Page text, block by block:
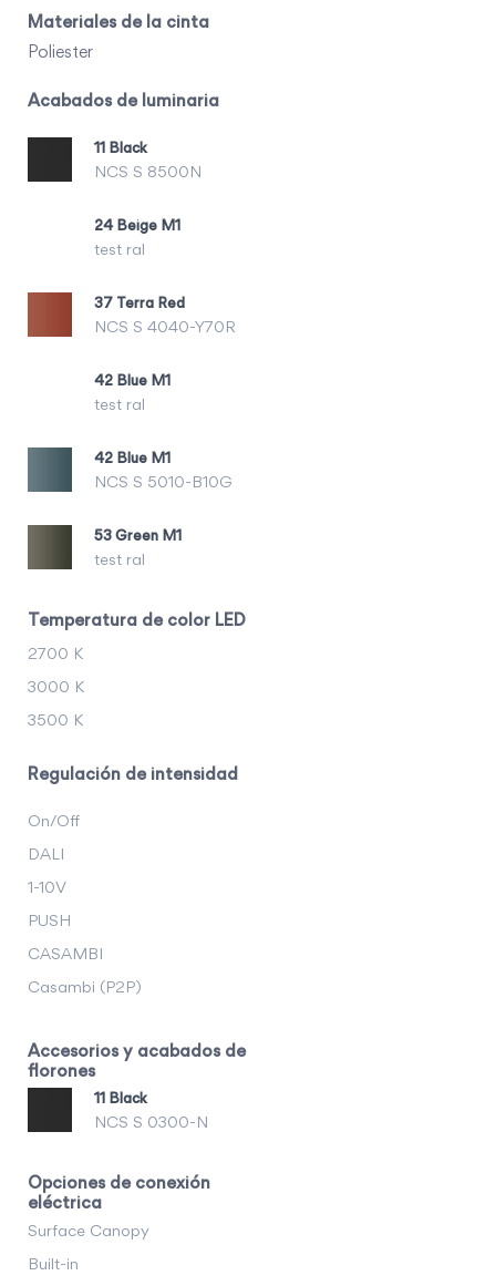
Materiales de la cinta
Poliester
Acabados de luminaria
11 Black
NCS S 8500N
24 Beige M1
test ral
37 Terra Red
NCS S 4040-Y70R
42 Blue M1
test ral
42 Blue M1
NCS S 5010-B10G
53 Green M1
test ral
Temperatura de color LED
2700 K
3000 K
3500 K
Regulación de intensidad
On/Off
DALI
1-10V
PUSH
CASAMBI
Casambi (P2P)
Accesorios y acabados de
florones
11 Black
NCS S 0300-N
Opciones de conexión
eléctrica
Surface Canopy
Built-in